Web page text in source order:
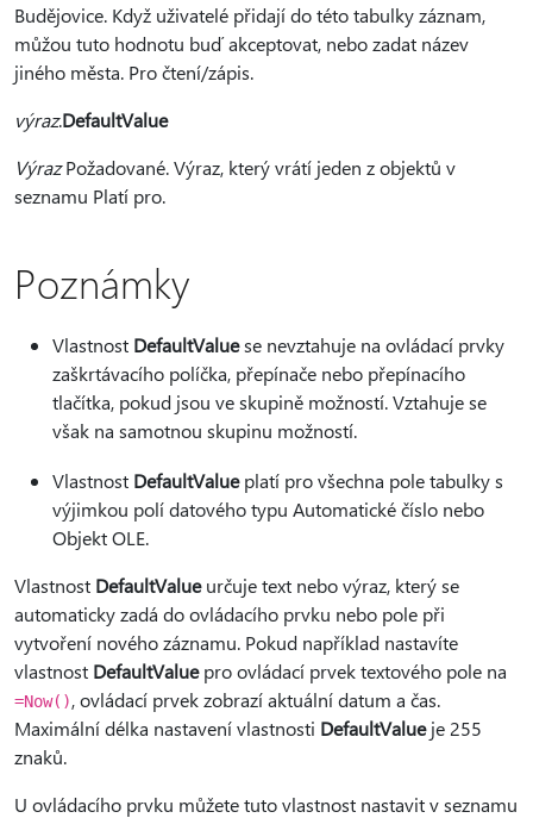
Budějovice. Když uživatelé přidají do této tabulky záznam,
můžou tuto hodnotu buď akceptovat, nebo zadat název
jiného města. Pro čtení/zápis.
výraz.DefaultValue
VýrazPožadované. Výraz, který vrátí jeden z objektů v
seznamu Platí pro.
Poznámky
Vlastnost DefaultValuese nevztahuje na ovládací prvky
zaškrtávacího políčka, přepínače nebo přepínacího
tlačítka, pokud jsou ve skupině možností. Vztahuje se
však na samotnou skupinu možností.
Vlastnost DefaultValueplatí pro všechna pole tabulky s
výjimkou polí datového typu Automatické číslo nebo
Objekt OLE.
Vlastnost DefaultValueurčuje text nebo výraz, který se
automaticky zadá do ovládacího prvku nebo pole při
vytvoření nového záznamu. Pokud například nastavíte
vlastnost DefaultValuepro ovládací prvek textového pole na
=Now(), ovládací prvek zobrazí aktuální datum a čas.
Maximální délka nastavení vlastnosti DefaultValueje 255
znaků.
U ovládacího prvku můžete tuto vlastnost nastavit v seznamu